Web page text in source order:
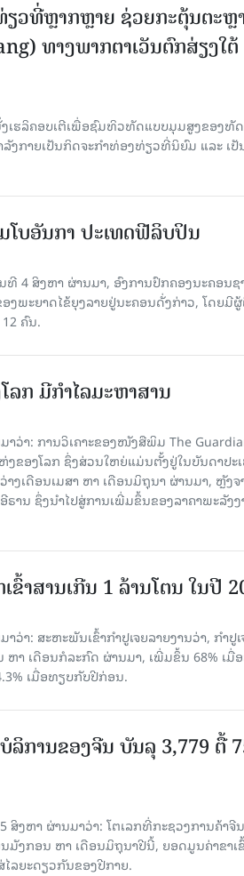
ວທີ່ຫຼາກຫຼາຍ ຊ່ວຍກະຕຸ້ນຕະຫຼ
ທາງພາກຕາເວັນຕົກສ່ຽງໃຕ້
ເຮລິຄອບເຕີເພື່ອຊົມທິວທັດແບບມຸມສູງຂອງທັ
ງກາຍເປັນກິດຈະກຳທ່ອງທ່ຽວທີ່ນິຍົມ ແລະ ເປັ
ໂບ​ອັນກາ ປະເທດຟີລິບປິນ
ທີ 4 ສິງ​ຫາ ຜ່ານມາ, ອົງການ​ປົກ​ຄອງນະຄອນຊ
ງພະຍາດໄຂ້ຍຸງລາຍຢູ່ນະຄອນດັ່ງກ່າວ, ໂດຍມີ
ຄົນ.
ກ ມີກຳໄລມະຫາສານ
ວ່າ: ການວິເຄາະຂອງໜັງສືພິມ The
ຂອງໂລກ ຊຶ່ງສ່ວນໃຫຍ່ແມ່ນຕັ້ງຢູ່ໃນບັນດາປະ
ງເດືອນເມສາ ຫາ ເດືອນມິຖຸນາ ຜ່ານມາ, ຫຼັງຈ
ານ ຊຶ່ງນຳໄປສູ່ການເພີ່ມຂຶ້ນຂອງລາຄາພະລັງງ
າສານເກີນ 1 ລ້ານໂຕນ ໃນປີ
າ: ສະຫະພັນເຂົ້າກຳປູເຈຍລາຍງານວ່າ, ກໍາປູເ
ຫາ ເດືອນກໍລະກົດ ຜ່ານມາ, ເພີ່ມຂຶ້ນ 68% ເມື່
ເມື່ອທຽບກັບປີກ່ອນ.
ລິການຂອງຈີນ ບັນລຸ 3,779 ຕື້
ສິງຫາ ຜ່ານມາວ່າ: ໂຕເລກທີ່ກະຊວງການຄ້າຈີນ
ມັງກອນ ຫາ ເດືອນມິຖຸນາປີນີ້, ຍອດມູນຄ່າຂາເ
ລຍະດຽວກັນຂອງປີກາຍ.